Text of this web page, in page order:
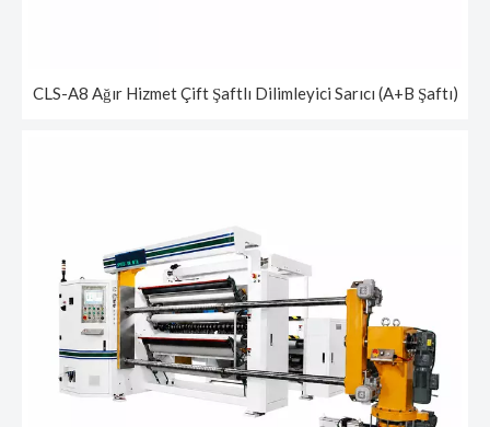
CLS-A8 Ağır Hizmet Çift Şaftlı Dilimleyici Sarıcı (A+B Şaftı)